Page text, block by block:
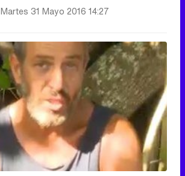
Martes 31 Mayo 2016 14:27